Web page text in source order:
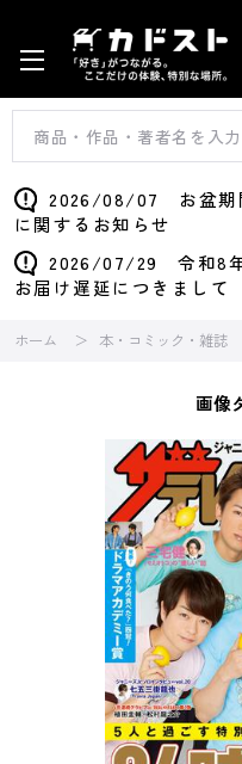
2026/08/07 お盆期
に関するお知らせ
2026/07/29 令和8年
お届け遅延につきまして
ホーム 本・コミック・雑誌
画像